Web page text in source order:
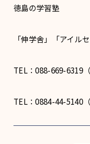
徳島の学習塾
「伸学舎」「アイルセ
TEL：088-669-6319
TEL：0884-44-5140